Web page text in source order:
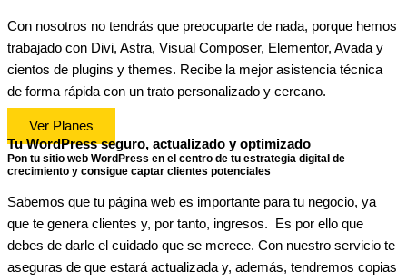
Con nosotros no tendrás que preocuparte de nada, porque hemos
trabajado con Divi, Astra, Visual Composer, Elementor, Avada y
cientos de plugins y themes. Recibe la mejor asistencia técnica
de forma rápida con un trato personalizado y cercano.
Ver Planes
Tu WordPress seguro, actualizado y optimizado
Pon tu sitio web WordPress en el centro de tu estrategia digital de
crecimiento y consigue captar clientes potenciales
Sabemos que tu página web es importante para tu negocio, ya
que te genera clientes y, por tanto, ingresos. Es por ello que
debes de darle el cuidado que se merece. Con nuestro servicio te
aseguras de que estará actualizada y, además, tendremos copias